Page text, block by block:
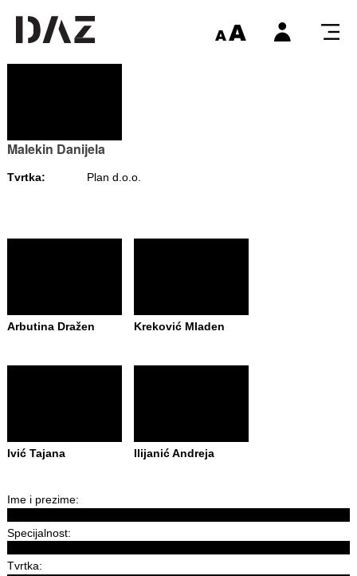
Malekin Danijela
Tvrtka: Plan d.o.o.
Arbutina Dražen Kreković Mladen
Ivić Tajana Ilijanić Andreja
Ime i prezime:
Specijalnost:
Tvrtka: